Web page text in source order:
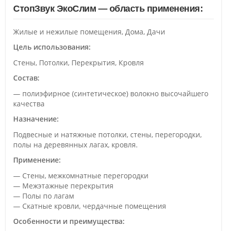
СтопЗвук ЭкоСлим — область применения:
Жилые и нежилые помещения, Дома, Дачи
Цель использования:
Стены, Потолки, Перекрытия, Кровля
Состав:
— полиэфирное (синтетическое) волокно высочайшего
качества
Назначение:
Подвесные и натяжные потолки, стены, перегородки,
полы на деревянных лагах, кровля.
Применение:
— Стены, межкомнатные перегородки
— Межэтажные перекрытия
— Полы по лагам
— Скатные кровли, чердачные помещения
Особенности и преимущества: